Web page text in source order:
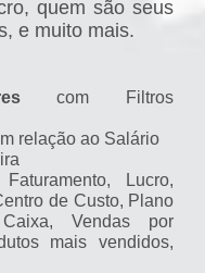
quem são seus
e muito mais.
com Filtros
relação ao Salário
Lucro,
de Custo, Plano
Vendas por
mais vendidos,